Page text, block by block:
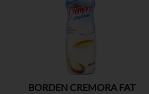
BORDEN CREMORA FAT